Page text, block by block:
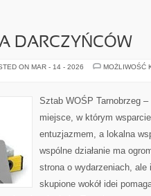
DARCZYŃCÓW
ON MAR - 14 - 2026
MOŻLIWOŚĆ
Sztab WOŚP Tarnobrzeg
miejsce, w którym
entuzjazmem, a lokalna
wspólne działanie ma
strona o wydarzeniach, ale
skupione wokół idei